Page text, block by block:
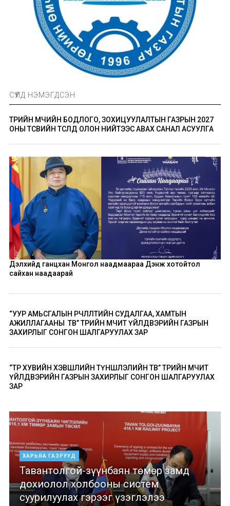
СҮҮЛД НЭМЭГДСЭН
ТӨРИЙН ӨМЧИЙН БОДЛОГО, ЗОХИЦУУЛАЛТЫН ГАЗРЫН 2027
ОНЫ ТӨСВИЙН ТӨСӨЛД ОЛОН НИЙТЭЭС АВАХ САНАЛ АСУУЛГА
Дэлхийд ганцхан Монгол наадмаараа Дэнж хотойтол
сайхан наадаарай
“УУР АМЬСГАЛЫН ӨӨРЧЛӨЛТИЙН СУДАЛГАА, ХАМТЫН
АЖИЛЛАГААНЫ ТӨВ” ТӨРИЙН ӨМЧИТ ҮЙЛДВЭРИЙН ГАЗРЫН
ЗАХИРЛЫГ СОНГОН ШАЛГАРУУЛАХ ЗАР
“ТӨР ХУВИЙН ХЭВШЛИЙН ТҮНШЛЭЛИЙН ТӨВ” ТӨРИЙН ӨМЧИТ
ҮЙЛДВЭРИЙН ГАЗРЫН ЗАХИРЛЫГ СОНГОН ШАЛГАРУУЛАХ
ЗАР
ХАРЬЯА ГАЗРУУД
Тавантолгой-зүүнбаян төмөр замд
дохиолол холбооны систем
суурилуулах гэрээг үзэглэлээ